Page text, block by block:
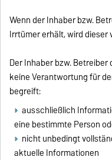
Wenn der Inhaber bzw.
Irrtümer erhält, wird
Der Inhaber bzw.
keine Verantwortung für
begreift:
ausschließlich
eine bestimmte Person
nicht unbedingt
aktuelle Informationen